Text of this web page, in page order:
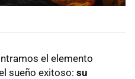
el elemento
sueño exitoso: su